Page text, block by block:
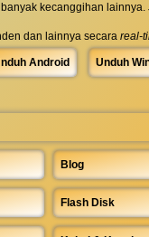
kecanggihan
dan lainnya secara real-
Android Unduh
Blog
Flash Disk